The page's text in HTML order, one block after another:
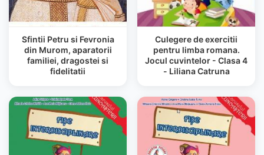
Sfintii Petru si Fevronia
din Murom, aparatorii
familiei, dragostei si
fidelitatii
Culegere de exercitii
pentru limba romana.
Jocul cuvintelor - Clasa 4
- Liliana Catruna